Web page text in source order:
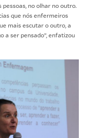
no olhar no outro.
que nós enfermeiros
mais escutar o outro, a
a ser pensado”, enfatizou